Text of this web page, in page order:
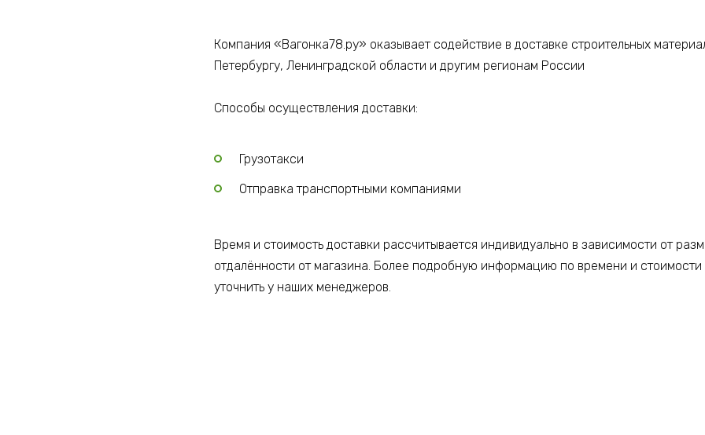
Компания «Вагонка78.ру» оказывает содействие в доставке строительных
Петербургу, Ленинградской области и другим регионам России
Способы осуществления доставки:
Грузотакси
Отправка транспортными компаниями
Время и стоимость доставки рассчитывается индивидуально в зависимости от
отдалённости от магазина. Более подробную информацию по времени и
уточнить у наших менеджеров.